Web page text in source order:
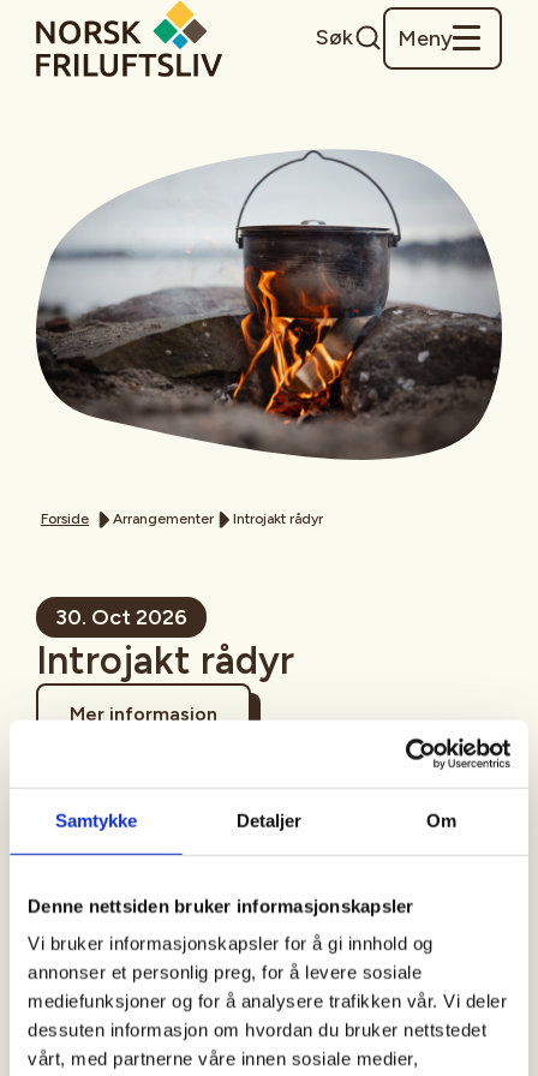
Samtykke Detaljer Om
Denne nettsiden bruker informasjonskapsler
Vi bruker informasjonskapsler for å gi innhold og
annonser et personlig preg, for å levere sosiale
mediefunksjoner og for å analysere trafikken vår. Vi deler
dessuten informasjon om hvordan du bruker nettstedet
vårt, med partnerne våre innen sosiale medier,
Søk Meny
Forside Arrangementer Introjakt rådyr
30. Oct 2026
Introjakt rådyr
Mer informasjon
Sted
Hustadvika
Tid
30. Oct 2026 - 01. Nov 2026